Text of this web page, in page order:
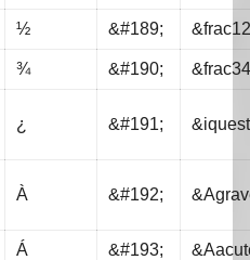
½ &#189;
¾ &#190;
¿ &#191;
À &#192;
Á &#193;